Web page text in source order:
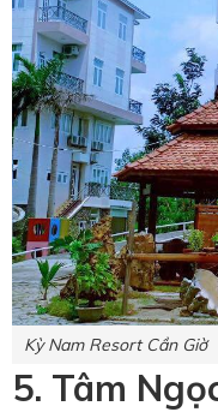
Kỳ Nam Resort Cần Giờ
5. Tâm